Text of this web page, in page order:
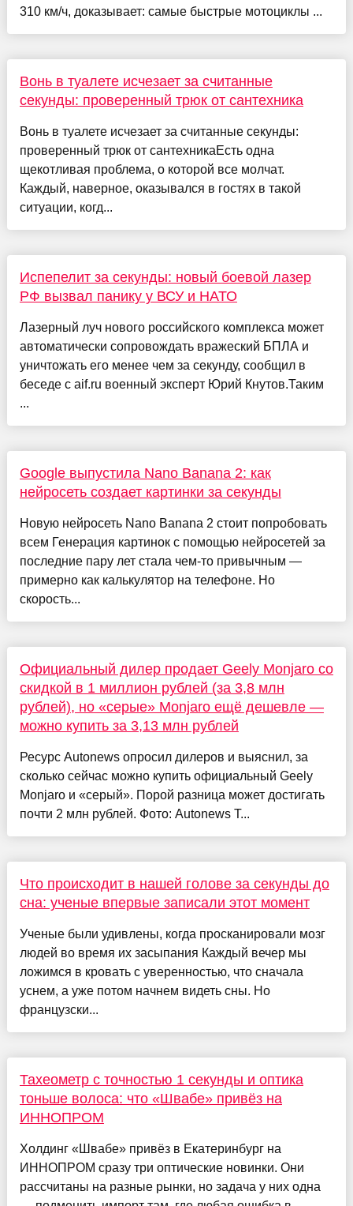
310 км/ч, доказывает: самые быстрые мотоциклы ...
Вонь в туалете исчезает за считанные
секунды: проверенный трюк от сантехника
Вонь в туалете исчезает за считанные секунды:
проверенный трюк от сантехникаЕсть одна
щекотливая проблема, о которой все молчат.
Каждый, наверное, оказывался в гостях в такой
ситуации, когд...
Испепелит за секунды: новый боевой лазер
РФ вызвал панику у ВСУ и НАТО
Лазерный луч нового российского комплекса может
автоматически сопровождать вражеский БПЛА и
уничтожать его менее чем за секунду, сообщил в
беседе с aif.ru военный эксперт Юрий Кнутов.Таким
...
Google выпустила Nano Banana 2: как
нейросеть создает картинки за секунды
Новую нейросеть Nano Banana 2 стоит попробовать
всем Генерация картинок с помощью нейросетей за
последние пару лет стала чем-то привычным —
примерно как калькулятор на телефоне. Но
скорость...
Официальный дилер продает Geely Monjaro со
скидкой в 1 миллион рублей (за 3,8 млн
рублей), но «серые» Monjaro ещё дешевле —
можно купить за 3,13 млн рублей
Ресурс Autonews опросил дилеров и выяснил, за
сколько сейчас можно купить официальный Geely
Monjaro и «серый». Порой разница может достигать
почти 2 млн рублей. Фото: Autonews Т...
Что происходит в нашей голове за секунды до
сна: ученые впервые записали этот момент
Ученые были удивлены, когда просканировали мозг
людей во время их засыпания Каждый вечер мы
ложимся в кровать с уверенностью, что сначала
уснем, а уже потом начнем видеть сны. Но
французски...
Тахеометр с точностью 1 секунды и оптика
тоньше волоса: что «Швабе» привёз на
ИННОПРОМ
Холдинг «Швабе» привёз в Екатеринбург на
ИННОПРОМ сразу три оптические новинки. Они
рассчитаны на разные рынки, но задача у них одна